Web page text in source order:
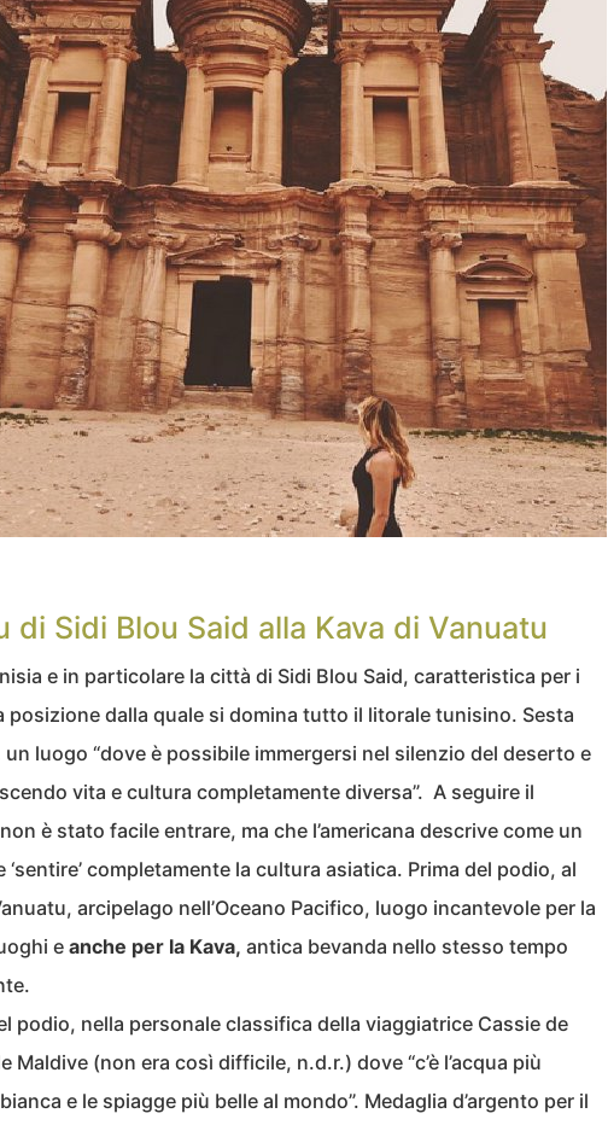
di Sidi Blou Said alla Kava di Vanuatu
e in particolare la città di Sidi Blou Said, caratteristica per i
posizione dalla quale si domina tutto il litorale tunisino. Sesta
un luogo “dove è possibile immergersi nel silenzio del deserto e
vita e cultura completamente diversa”. A seguire il
è stato facile entrare, ma che l’americana descrive come un
completamente la cultura asiatica. Prima del podio, al
arcipelago nell’Oceano Pacifico, luogo incantevole per la
eanche per la Kava, antica bevanda nello stesso tempo
podio, nella personale classifica della viaggiatrice Cassie de
Maldive (non era così difficile, n.d.r.) dove “c’è l’acqua più
e le spiagge più belle al mondo”. Medaglia d’argento per il